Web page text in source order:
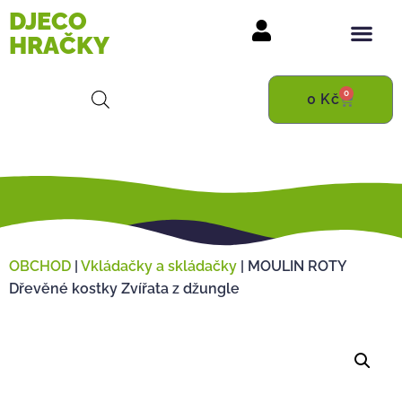
DJECO
HRAČKY
0 Kč 0
OBCHOD | Vkládačky a skládačky | MOULIN ROTY
Dřevěné kostky Zvířata z džungle